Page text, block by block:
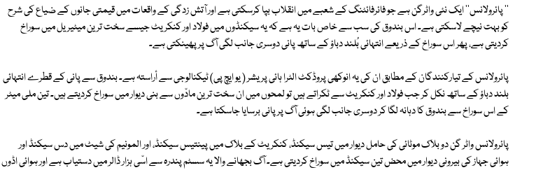
'' پائرولانس'' ایک نئی واٹرگن ہے جو فائرفائٹنگ کے شعبے میں انقلاب بپا کرسکتی ہے اور آتش زدگی کے واقعات میں قیمتی جانوں کے ضیاع کی شرح
کو بہت نیچے لاسکتی ہے۔ اس بندوق کی سب سے خاص بات یہ ہے کہ یہ سیکنڈوں میں فولاد اور کنکریٹ جیسے سخت ترین میٹیریل میں سوراخ
کردیتی ہے، پھر اس سوراخ کے ذریعے انتہائی بُلند دباؤ کے ساتھ پانی دوسری جانب لگی آگ پر پھینکتی ہے۔
پائرولانس کے تیارکنندگان کے مطابق ان کی یہ انوکھی پروڈکٹ الٹرا ہائی پریشر ( یو ایچ پی) ٹیکنالوجی سے أراستہ ہے۔ بندوق سے پانی کے قطرے انتہائی
بلند دباؤ کے ساتھ نکل کر جب فولاد اور کنکریٹ سے ٹکراتے ہیں تو لمحوں میں ان سخت ترین مادّوں سے بنی دیوار میں سوراخ کردیتے ہیں۔ تین ملی میٹر
کے اس سوراخ سے بندوق کا دہانہ لگا کر دوسری جانب لگی ہوئی آگ پر پانی برسایا جاسکتا ہے۔
پائرولانس واٹر گن دو بلاک موٹائی کی حامل دیوار میں تیس سیکنڈ، کنکریٹ کے بلاک میں پینتیس سیکنڈ، اور المونیم کی شیٹ میں دس سیکنڈ اور
ہوائی جہاز کی بیرونی دیوار میں محض تین سیکنڈ میں سوراخ کردیتی ہے۔ آگ بجھانے والا یہ سسٹم پندرہ سے اسّی ہزار ڈالر میں دستیاب ہے اور ہوائی اڈوں